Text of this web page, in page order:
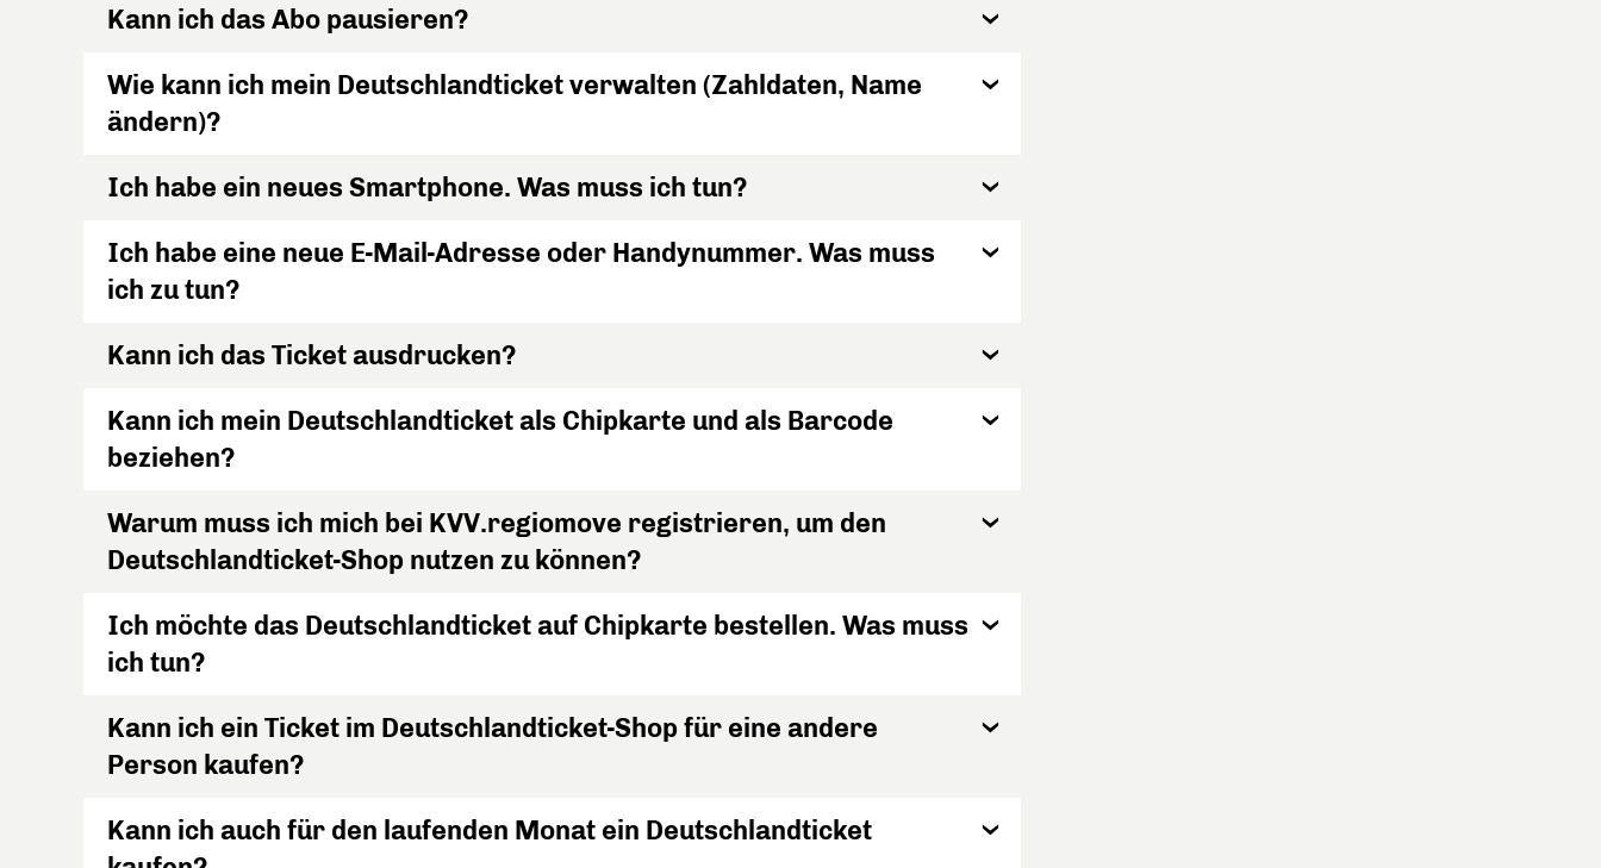
Kann ich das Abo pausieren?
Wie kann ich mein Deutschlandticket verwalten (Zahldaten, Name
ändern)?
Ich habe ein neues Smartphone. Was muss ich tun?
Ich habe eine neue E-Mail-Adresse oder Handynummer. Was muss
ich zu tun?
Kann ich das Ticket ausdrucken?
Kann ich mein Deutschlandticket als Chipkarte und als Barcode
beziehen?
Warum muss ich mich bei KVV.regiomove registrieren, um den
Deutschlandticket-Shop nutzen zu können?
Ich möchte das Deutschlandticket auf Chipkarte bestellen. Was muss
ich tun?
Kann ich ein Ticket im Deutschlandticket-Shop für eine andere
Person kaufen?
Kann ich auch für den laufenden Monat ein Deutschlandticket